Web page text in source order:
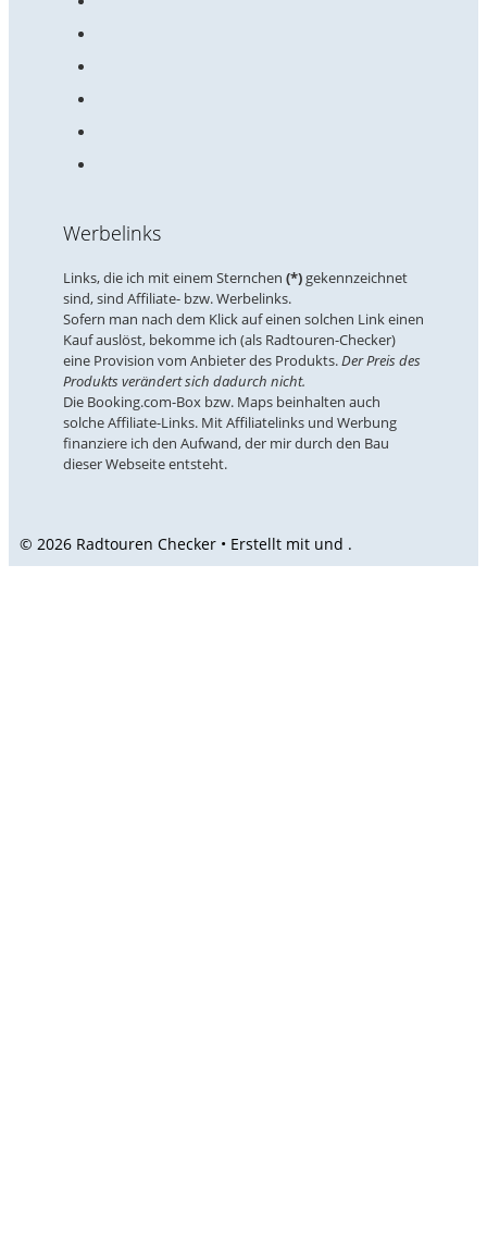
Werbelinks
Links, die ich mit einem Sternchen (*)gekennzeichnet
sind, sind Affiliate- bzw. Werbelinks.
Sofern man nach dem Klick auf einen solchen Link einen
Kauf auslöst, bekomme ich (als Radtouren-Checker)
eine Provision vom Anbieter des Produkts.Der Preis des
Produkts verändert sich dadurch nicht.
Die Booking.com-Box bzw. Maps beinhalten auch
solche Affiliate-Links. Mit Affiliatelinks und Werbung
finanziere ich den Aufwand, der mir durch den Bau
dieser Webseite entsteht.
© 2026 Radtouren Checker • Erstellt mit und .